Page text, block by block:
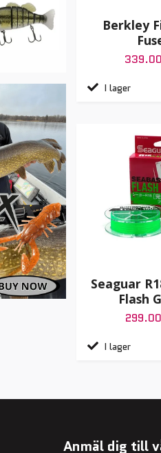
Berkley
I lager
Seaguar
Flash
I lager
Anmäl dig till